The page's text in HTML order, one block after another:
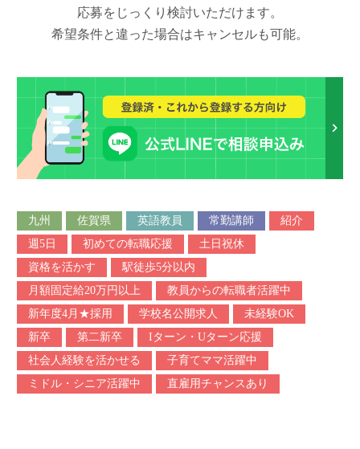
応募をじっくり検討いただけます。
希望条件と違った場合はキャンセルも可能。
九州 佐賀県 英語教員 常勤講師
紹介
週5日
初めての転職応援
土日祝休
資格を活かす
駅徒歩5分以内
月額固定給20万円以上
教員からの転職者活躍中
新年度4月★採用
学校名公開求人
未経験OK
新卒
第二新卒
Iターン・Uターン応援
社会人経験を活かせる
子育てママ活躍中
ミドル・シニア活躍中
直雇用チャンスあり